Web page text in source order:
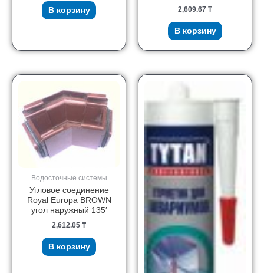
В корзину 2,609.67 ₸
В корзину
Водосточные системы
Угловое соединение
Royal Europa BROWN
угол наружный 135′
2,612.05 ₸
В корзину